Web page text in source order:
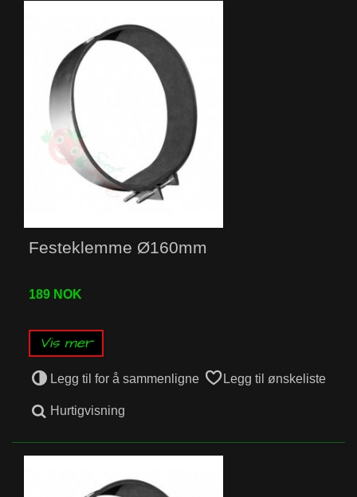
Festeklemme Ø160mm
189 NOK
Vis mer
Legg til for å sammenligne Legg til ønskeliste
Hurtigvisning